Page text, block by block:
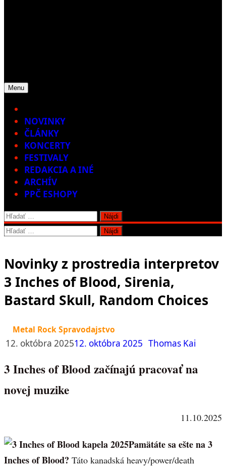
Menu
NOVINKY
ČLÁNKY
KONCERTY
FESTIVALY
REDAKCIA A INÉ
ARCHÍV
PPČ ESHOPY
Hľadať:
Hľadať:
Novinky z prostredia interpretov
3 Inches of Blood, Sirenia,
Bastard Skull, Random Choices
Metal Rock Spravodajstvo
12. októbra 202512. októbra 2025 Thomas Kai
3 Inches of Blood začínajú pracovať na
novej muzike
11.10.2025
Pamätáte sa ešte na 3
Inches of Blood? Táto kanadská heavy/power/death